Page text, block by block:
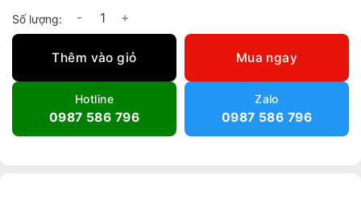
Quạt công nghiệp tròn Superlite Max SLHVC- Đủ các mã số
Thêm vào giỏ Mua ngay
Hotline
0987 586 796
Zalo
0987 586 796